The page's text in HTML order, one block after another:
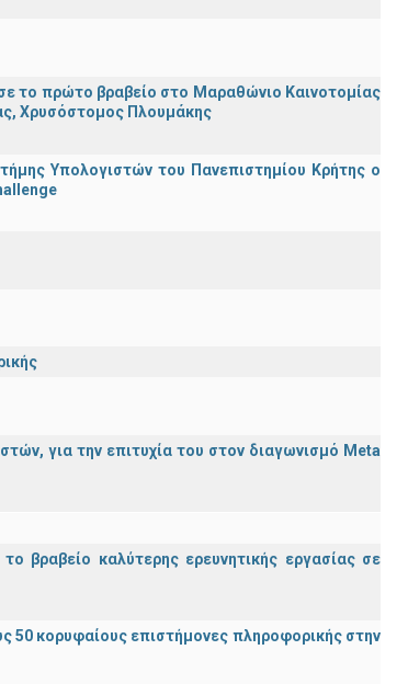
το πρώτο βραβείο στο Μαραθώνιο Καινοτομίας
Χρυσόστομος Πλουμάκης
Υπολογιστών του Πανεπιστημίου Κρήτης ο
για την επιτυχία του στον διαγωνισμό Meta
βραβείο καλύτερης ερευνητικής εργασίας σε
50 κορυφαίους επιστήμονες πληροφορικής στην